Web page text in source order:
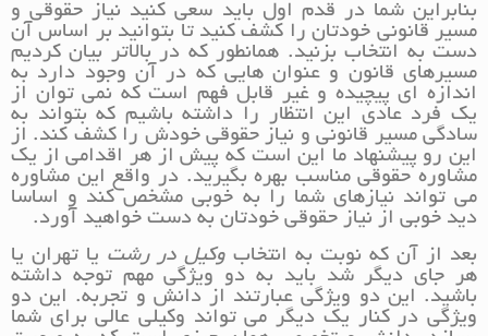
بنابراین شما در قدم اول باید سعی کنید نیاز حقوقی و
مسیر قانونی خودتان را کشف کنید تا بتوانید بر اساس آن
دست به انتخاب بزنید. همانطور که در بالاتر بیان کردیم
مسیرهای قانون و عنوان هایی که در آن وجود دارد به
اندازه ای پیچیده و غیر قابل فهم است که نمی توان از
یک فرد عادی این انتظار را داشته باشیم که بتواند به
سادگی مسیر قانونی و نیاز حقوقی خودش را کشف کند. از
این رو پیشنهاد ما این است که پیش از هر اقدامی از یک
مشاوره حقوقی مناسب بهره بگیرید. در واقع این مشاوره
می تواند نیازهای شما را به خوبی مشخص کند و اساسا
دید خوبی از نیاز حقوقی خودتان به دست خواهید آورد.
بعد از آن که نوبت به انتخاب وکیل در رشت یا تهران یا
هر جای دیگر شد باید به دو ویژگی مهم توجه داشته
باشید. این دو ویژگی عبارتند از دانش و تجربه. این دو
ویژگی در کنار یک دیگر می تواند وکیلی عالی برای شما